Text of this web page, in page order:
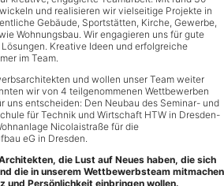
und realisieren wir vielseitige Projekte in
Gebäude, Sportstätten, Kirche, Gewerbe,
Wohnungsbau. Wir engagieren uns für gute
Kreative Ideen und erfolgreiche
im Team.
und wollen unser Team weiter
wir von 4 teilgenommenen Wettbewerben
uns entscheiden: Den Neubau des Seminar- und
für Technik und Wirtschaft HTW in Dresden-
Nicolaistraße für die
eG in Dresden.
die Lust auf Neues haben, die sich
die in unserem Wettbewerbsteam mitmachen
und Persönlichkeit einbringen wollen.